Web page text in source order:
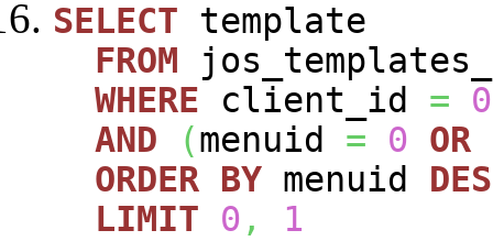
SELECT template
FROM
WHERE client_id =
0
AND
(menuid = 0 OR
ORDER BY menuid
LIMIT
0 ,
1